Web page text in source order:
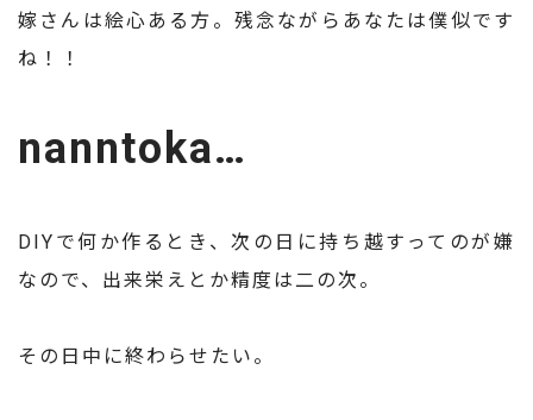
嫁さんは絵心ある方。残念ながらあなたは僕似です
ね！！
nanntoka…
DIYで何か作るとき、次の日に持ち越すってのが嫌
なので、出来栄えとか精度は二の次。
その日中に終わらせたい。